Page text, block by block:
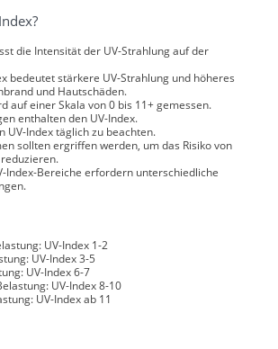
die Intensität der UV-Strahlung auf der
bedeutet stärkere UV-Strahlung und höheres
und Hautschäden.
auf einer Skala von 0 bis 11+ gemessen.
enthalten den UV-Index.
UV-Index täglich zu beachten.
sollten ergriffen werden, um das Risiko von
Index-Bereiche erfordern unterschiedliche
UV-Index 1-2
UV-Index 3-5
UV-Index 6-7
UV-Index 8-10
UV-Index ab 11